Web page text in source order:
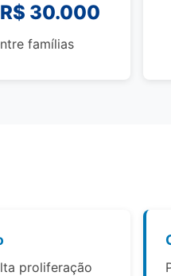
30.000
famílias
proliferação